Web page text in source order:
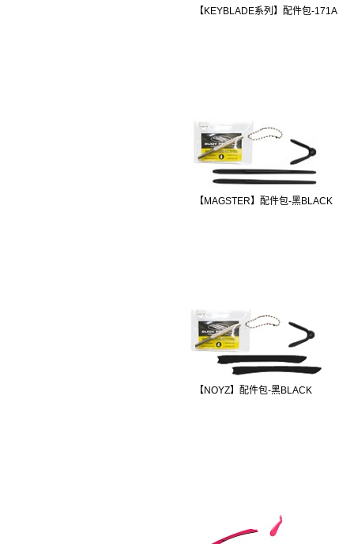
【KEYBLADE系列】配件包-171A
【MAGSTER】配件包-黑BLACK
【NOYZ】配件包-黑BLACK